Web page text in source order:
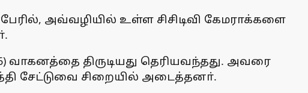
அவ்வழியில் உள்ள சிசிடிவி கேமராக்களை
வாகனத்தை திருடியது தெரியவந்தது. அவரை
சேட்டுவை சிறையில் அடைத்தனா்.